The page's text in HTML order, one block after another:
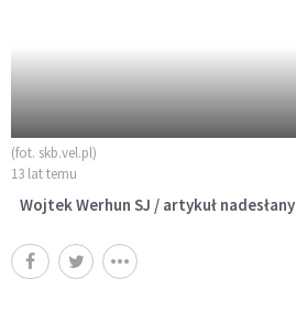
(fot. skb.vel.pl)
13 lat temu
Wojtek Werhun SJ / artykuł nadesłany